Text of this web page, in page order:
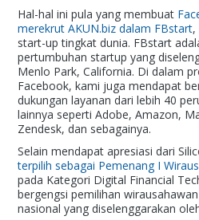
Hal-hal ini pula yang membuat
merekrut AKUN.biz dalam FBstart,
start-up tingkat dunia. FBstart
pertumbuhan startup yang
Menlo Park, California. Di dalam
Facebook, kami juga mendapat
dukungan layanan dari lebih 40
lainnya seperti Adobe, Amazon,
Zendesk, dan sebagainya.
Selain mendapat apresiasi dari
terpilih sebagai Pemenang I
pada Kategori Digital Financial
bergengsi pemilihan
nasional yang diselenggarakan